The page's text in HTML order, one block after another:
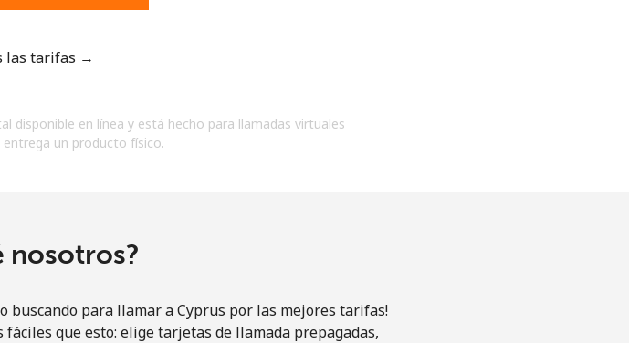
las tarifas →
disponible en línea y está hecho para llamadas virtuales
un producto físico.
nosotros?
buscando para llamar a Cyprus por las mejores tarifas!
que esto: elige tarjetas de llamada prepagadas,